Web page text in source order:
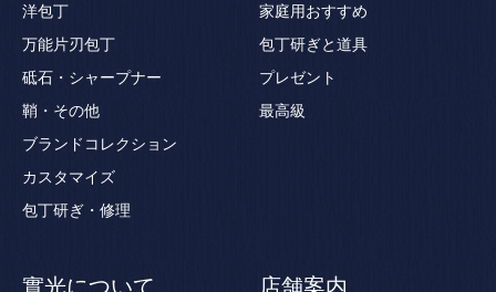
洋包丁
万能片刃包丁
砥石・シャープナー
鞘・その他
ブランドコレクション
カスタマイズ
包丁研ぎ・修理
家庭用おすすめ
包丁研ぎと道具
プレゼント
最高級
實光について 店舗案内